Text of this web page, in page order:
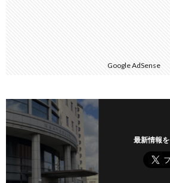
Google AdSense
最新情報